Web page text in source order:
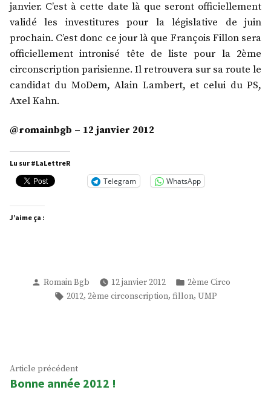
janvier. C’est à cette date là que seront officiellement
validé les investitures pour la législative de juin
prochain. C’est donc ce jour là que François Fillon sera
officiellement intronisé tête de liste pour la 2ème
circonscription parisienne. Il retrouvera sur sa route le
candidat du MoDem, Alain Lambert, et celui du PS,
Axel Kahn.
@romainbgb – 12 janvier 2012
Lu sur #LaLettreR
Telegram WhatsApp
J’aime ça :
Publié
par
Romain Bgb 12 janvier 2012
Publié
dans
2ème Circo
Étiquettes :
2012, 2ème circonscription, fillon, UMP
Navigation
de
Article précédentArticle
précédent :
Bonne année 2012 !